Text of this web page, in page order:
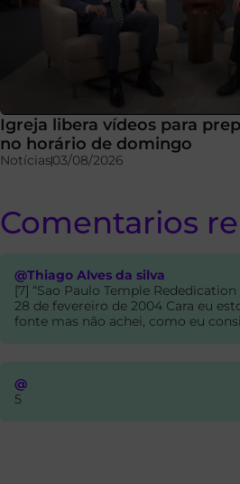
Igreja libera vídeos para
no horário de domingo
Notícias03/08/2026
Comentarios
@Thiago Alves da silva
[7] “Sao Paulo Temple
28 de fevereiro de 2004 Cara eu
fonte mas não achei, como eu
@
5